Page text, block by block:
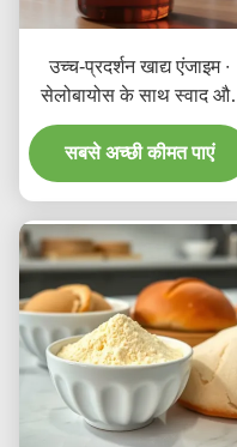
उच्च-प्रदर्शन खाद्य एंजाइम ∙
सेलोबायोस के साथ स्वाद और
दक्षता बढ़ाएँ
सबसे अच्छी कीमत पाएं